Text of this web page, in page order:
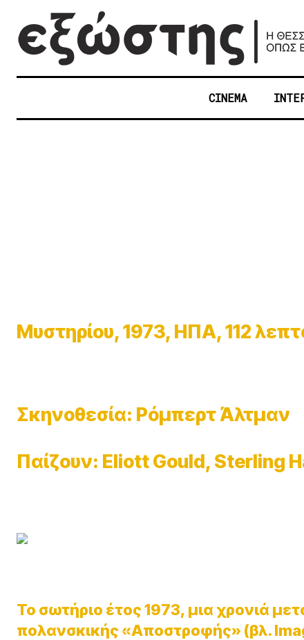
CINEMA
Μυστηρίου, 1973, ΗΠΑ, 112
Σκηνοθεσία: Ρόμπερτ Άλτμαν
Παίζουν: Eliott Gould, Sterling
Το σωτήριο έτος 1973, μια χρονιά
πολανσκικής «Αποστροφής» (βλ.